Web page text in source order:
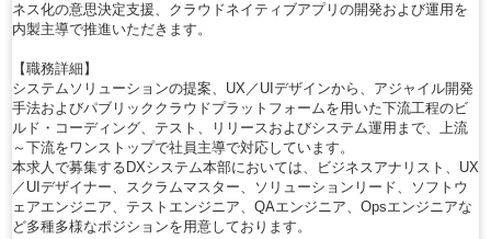
ネス化の意思決定支援、クラウドネイティブアプリの開発および運用を
内製主導で推進いただきます。
【職務詳細】
システムソリューションの提案、UX／UIデザインから、アジャイル開発
手法およびパブリッククラウドプラットフォームを用いた下流工程のビ
ルド・コーディング、テスト、リリースおよびシステム運用まで、上流
～下流をワンストップで社員主導で対応しています。
本求人で募集するDXシステム本部においては、ビジネスアナリスト、UX
／UIデザイナー、スクラムマスター、ソリューションリード、ソフトウ
ェアエンジニア、テストエンジニア、QAエンジニア、Opsエンジニアな
ど多種多様なポジションを用意しております。